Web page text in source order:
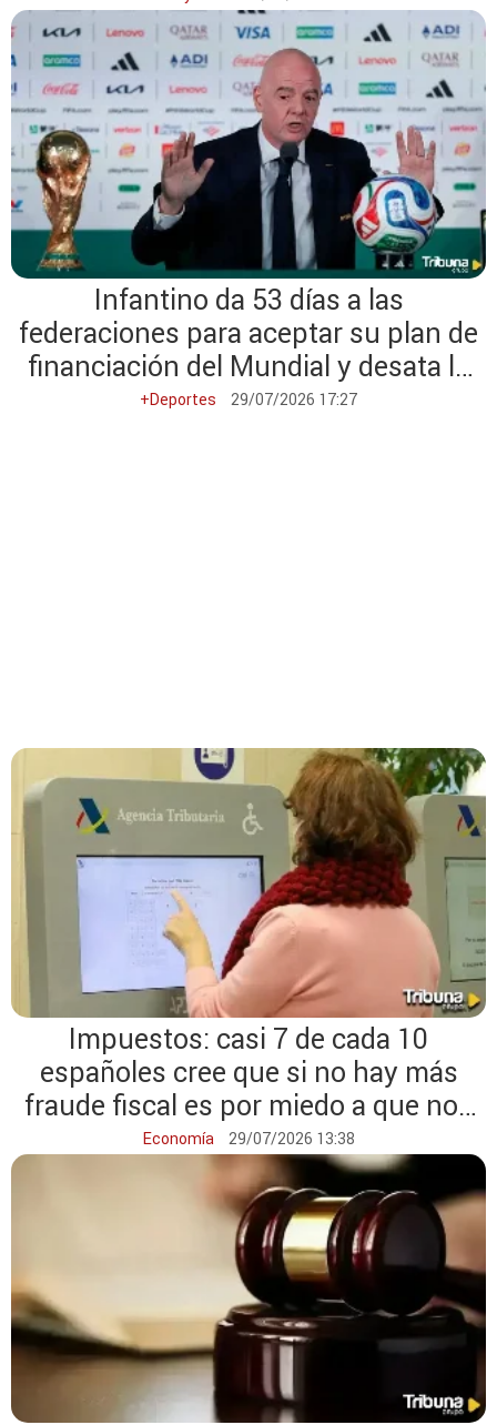
Infantino da 53 días a las
federaciones para aceptar su plan de
financiación del Mundial y desata la
polémica
+Deportes 29/07/2026 17:27
Impuestos: casi 7 de cada 10
españoles cree que si no hay más
fraude fiscal es por miedo a que nos
pillen
Economía 29/07/2026 13:38